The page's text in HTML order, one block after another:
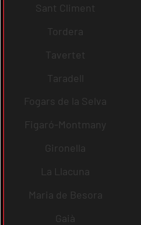
Sant Climent
Tordera
Tavertet
Taradell
Fogars de la Selva
Figaró-Montmany
Gironella
La Llacuna
Maria de Besora
Gaià